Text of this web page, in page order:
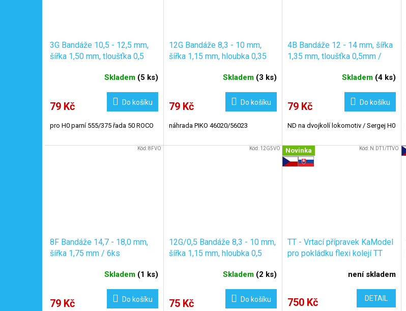
3G Bandáže 10,5 - 12,5 mm,
šířka 1,50 mm, tloušťka 0,5
Skladem (5 ks)
79 Kč Do košíku
pro H0 parní 555/375 řada 50 ROCO
12G Bandáže 8,3 - 10 mm,
šířka 1,15 mm, hloubka 0,35
Skladem (3 ks)
79 Kč Do košíku
náhrada PIKO 46020/56023
4B Bandáže 12 - 14 mm, šířka
1,35 mm, tloušťka 0,5mm /
Skladem (4 ks)
79 Kč Do košíku
ND na dvojkolí lokomotiv / Sergej H0
8F Bandáže 14,7 - 18,0 mm,
šířka 1,75 mm / 6ks
Skladem (1 ks)
79 Kč Do košíku
Kód:8FVO
12G/0,5 Bandáže 8,3 - 10 mm,
šířka 1,15 mm, hloubka 0,5
Skladem (2 ks)
75 Kč Do košíku
Kód: 12G5VO Novinka
TT - Vrtací přípravek KaModel
pro pokládku flexi kolejí TT
není skladem
750 Kč DETAIL
Kód: N.DT1/TTVO